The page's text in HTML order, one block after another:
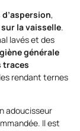
,
la vaisselle.
lavés et des
générale
traces
rendant ternes
adoucisseur
Il est